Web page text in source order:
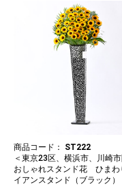
商品コード： ST222
＜東京23区、横浜市、川崎市
おしゃれスタンド花 ひまわ
イアンスタンド（ブラック）